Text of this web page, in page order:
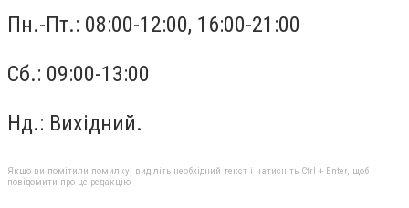
Пн.-Пт.: 08:00-12:00, 16:00-21:00
Сб.: 09:00-13:00
Нд.: Вихідний.
Якщо ви помітили помилку, виділіть необхідний текст і натисніть Ctrl + Enter, щоб
повідомити про це редакцію